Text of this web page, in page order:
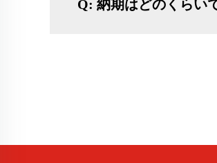
Q: 納期はどのくらい